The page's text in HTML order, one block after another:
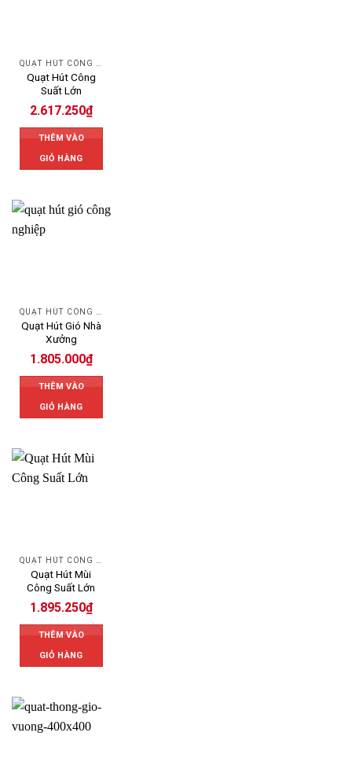
Quạt Hút Công
Suất Lớn
2.617.250₫
THÊM VÀO
GIỎ HÀNG
Quạt Hút Gió Nhà
Xưởng
1.805.000₫
THÊM VÀO
GIỎ HÀNG
QUẠT HÚT CÔNG NGHIỆP
Quạt Hút Mùi
Công Suất Lớn
1.895.250₫
THÊM VÀO
GIỎ HÀNG